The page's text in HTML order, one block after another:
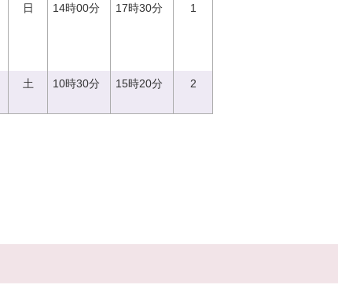
日 14時00分 17時30分 1
土 10時30分 15時20分 2